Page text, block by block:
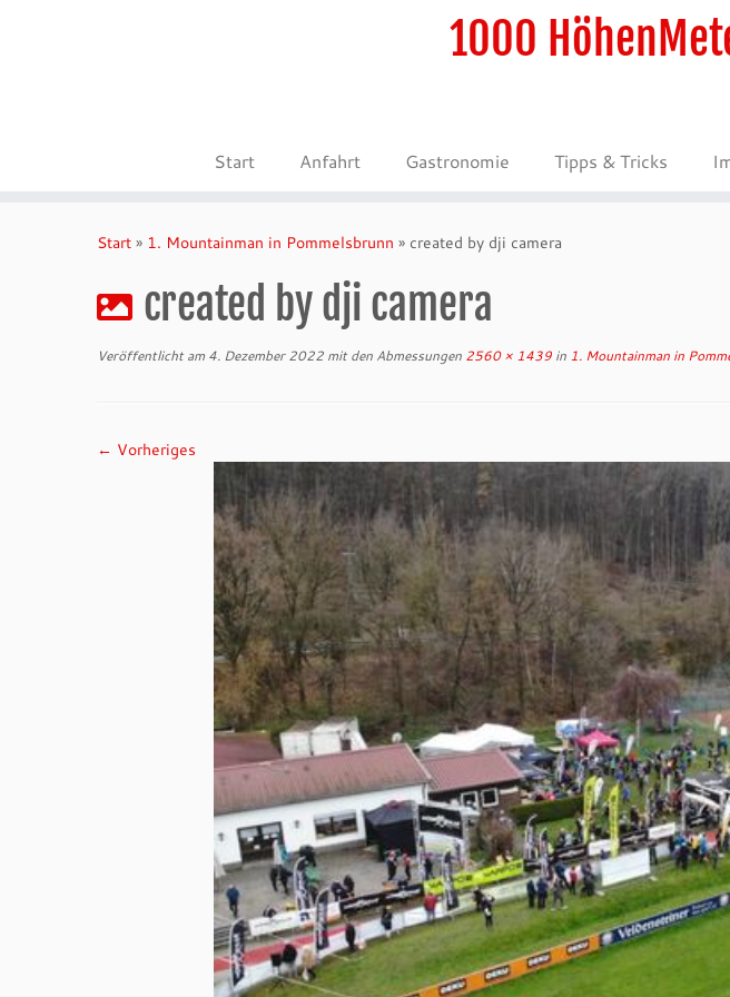
1000
Start Anfahrt Gastronomie Tipps & Tricks
Start » 1. Mountainman in Pommelsbrunn » created by dji camera
created by dji camera
Veröffentlicht am 4. Dezember 2022 mit den Abmessungen 2560 × 1439 in 1. Mountainman in
← Vorheriges